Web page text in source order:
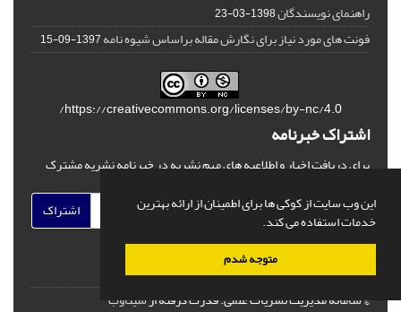
این وب سایت از کوکی ها برای اطمینان از ارائه بهترین
خدمات استفاده می کند.
متوجه شدم
راهنمای نویسندگان1398-03-23
فونت های مورد نیاز برای نگارش مقاله براساس شیوه نامه1397-09-15
https://creativecommons.org/licenses/by-nc/4.0/
اشتراک خبرنامه
برای دریافت اخبار و اطلاعیه های مهم نشریه در خبرنامه نشریه مشترک
اشتراک
© سامانه مدیریت نشریات علمی.قدرت گرفته ازسیناوب